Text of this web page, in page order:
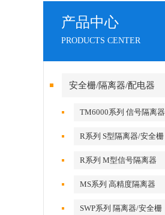
产品中心
PRODUCTS CENTER
安全栅/隔离器/配电器
TM6000系列 信号隔离器
R系列 S型隔离器/安全栅
R系列 M型信号隔离器
MS系列 高精度隔离器
SWP系列 隔离器/安全栅